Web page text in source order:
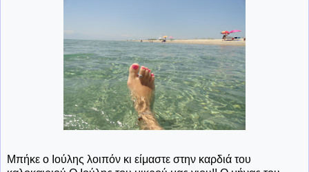
Μπήκε ο Ιούλης λοιπόν κι είμαστε στην καρδιά του